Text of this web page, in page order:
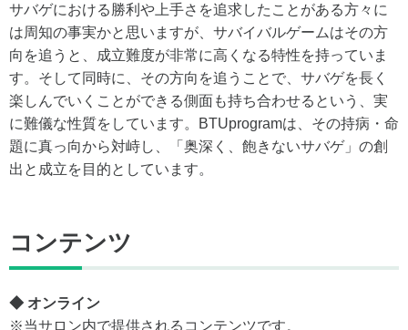
サバゲにおける勝利や上手さを追求したことがある方々に
は周知の事実かと思いますが、サバイバルゲームはその方
向を追うと、成立難度が非常に高くなる特性を持っていま
す。そして同時に、その方向を追うことで、サバゲを長く
楽しんでいくことができる側面も持ち合わせるという、実
に難儀な性質をしています。BTUprogramは、その持病・命
題に真っ向から対峙し、「奥深く、飽きないサバゲ」の創
出と成立を目的としています。
コンテンツ
◆ オンライン
※当サロン内で提供されるコンテンツです。